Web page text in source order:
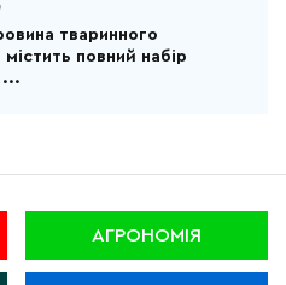
тваринного
повний набір
...
АГРОНОМІЯ